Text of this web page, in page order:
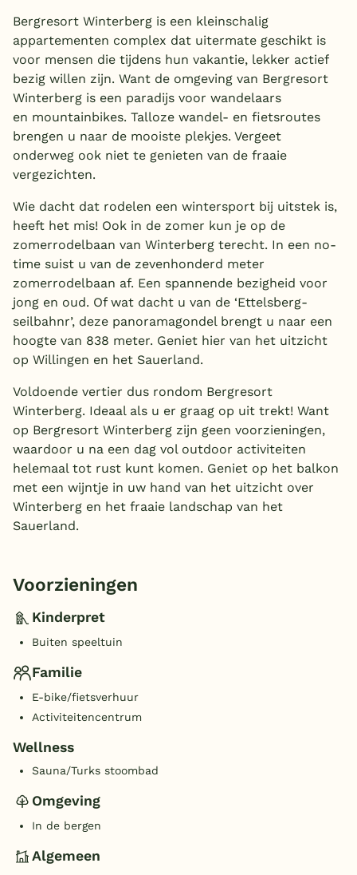
Bergresort Winterberg is een kleinschalig
appartementen complex dat uitermate geschikt is
voor mensen die tijdens hun vakantie, lekker actief
bezig willen zijn. Want de omgeving van Bergresort
Winterberg is een paradijs voor wandelaars
en mountainbikes. Talloze wandel- en fietsroutes
brengen u naar de mooiste plekjes. Vergeet
onderweg ook niet te genieten van de fraaie
vergezichten.
Wie dacht dat rodelen een wintersport bij uitstek is,
heeft het mis! Ook in de zomer kun je op de
zomerrodelbaan van Winterberg terecht. In een no-
time suist u van de zevenhonderd meter
zomerrodelbaan af. Een spannende bezigheid voor
jong en oud. Of wat dacht u van de ‘Ettelsberg-
seilbahnr’, deze panoramagondel brengt u naar een
hoogte van 838 meter. Geniet hier van het uitzicht
op Willingen en het Sauerland.
Voldoende vertier dus rondom Bergresort
Winterberg. Ideaal als u er graag op uit trekt! Want
op Bergresort Winterberg zijn geen voorzieningen,
waardoor u na een dag vol outdoor activiteiten
helemaal tot rust kunt komen. Geniet op het balkon
met een wijntje in uw hand van het uitzicht over
Winterberg en het fraaie landschap van het
Sauerland.
Voorzieningen
Kinderpret
Buiten speeltuin
Familie
E-bike/fietsverhuur
Activiteitencentrum
Wellness
Sauna/Turks stoombad
Omgeving
In de bergen
Algemeen